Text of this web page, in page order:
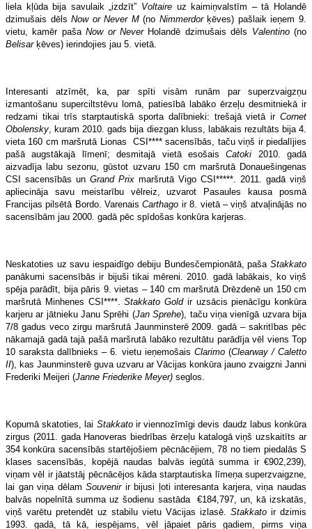
liela kļūda bija savulaik „izdzīt” Voltaire uz kaimiņvalstīm – tā Holandē
dzimušais dēlsNow or Never M(no Nimmerdorķēves) pašlaik ieņem 9.
vietu, kamēr pašaNow or NeverHolandē dzimušais dēls Valentino(no
Belisarķēves) ierindojies jau 5. vietā.
Interesanti atzīmēt, ka, par spīti visām runām par superzvaigzņu
izmantošanu superciltstēvu lomā, patiesībā labāko ērzeļu desmitniekā ir
redzami tikai trīs starptautiskā sporta dalībnieki: trešajā vietā ir Cornet
Obolensky , kuram 2010. gads bija diezgan kluss, labākais rezultāts bija 4.
vieta 160 cm maršrutā Lionas CSI**** sacensībās, taču viņš ir piedalījies
pašā augstākajā līmenī; desmitajā vietā esošaisCatoki 2010. gadā
aizvadīja labu sezonu, gūstot uzvaru 150 cm maršrutā Donauešingenas
CSI sacensībās un Grand Prix maršrutā Vigo CSI*****. 2011. gadā viņš
apliecināja savu meistarību vēlreiz, uzvarot Pasaules kausa posmā
Francijas pilsētā Bordo. VarenaisCarthago ir 8. vietā – viņš atvaļinājās no
sacensībām jau 2000. gadā pēc spīdošas konkūra karjeras.
Neskatoties uz savu iespaidīgo debiju Bundesčempionātā, paša Stakkato
panākumi sacensībās ir bijuši tikai mēreni. 2010. gadā labākais, ko viņš
spēja parādīt, bija pāris 9. vietas – 140 cm maršrutā Drēzdenē un 150 cm
maršrutā Minhenes CSI****.Stakkato Goldir uzsācis pienācīgu konkūra
karjeru ar jātnieku Janu Sprēhi (Jan Sprehe), taču viņa vienīgā uzvara bija
7/8 gadus veco zirgu maršrutā Jaunminsterē 2009. gadā – sakritības pēc
nākamajā gadā tajā pašā maršrutā labāko rezultātu parādīja vēl viens Top
10 saraksta dalībnieks – 6. vietu ieņemošais Clarimo(Clearway / Caletto
II), kas Jaunminsterē guva uzvaru ar Vācijas konkūra jauno zvaigzni Janni
Frederiki Meijeri (Janne Friederike Meyer) seglos.
Kopumā skatoties, lai Stakkatoir viennozīmīgi devis daudz labus konkūra
zirgus (2011. gada Hanoveras biedrības ērzeļu katalogā viņš uzskaitīts ar
354 konkūra sacensībās startējošiem pēcnācējiem, 78 no tiem piedalās S
klases sacensībās, kopējā naudas balvās iegūtā summa ir €902,239),
viņam vēl ir jāatstāj pēcnācējos kāda starptautiska līmeņa superzvaigzne,
lai gan viņa dēlamSouvenirir bijusi ļoti interesanta karjera, viņa naudas
balvās nopelnītā summa uz šodienu sastāda €184,797, un, kā izskatās,
viņš varētu pretendēt uz stabilu vietu Vācijas izlasē. Stakkato ir dzimis
1993. gadā, tā kā, iespējams, vēl jāpaiet pāris gadiem, pirms viņa